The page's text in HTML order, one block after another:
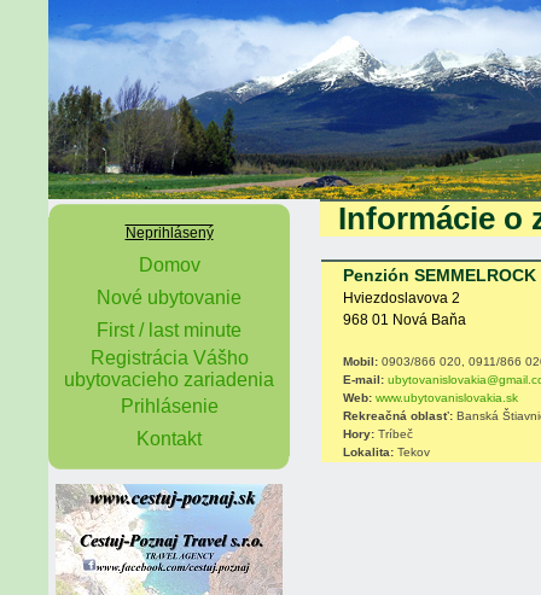
Neprihlásený
Domov
Nové ubytovanie
First / last minute
Registrácia Vášho
ubytovacieho zariadenia
Prihlásenie
Kontakt
Informácie o
Penzión SEMMELROCK
Hviezdoslavova 2
968 01 Nová Baňa
Mobil: 0903/866 020, 0911/866
E-mail:
Web: www.ubytovanislovakia.sk
Rekreačná oblasť: Banská
Hory: Tríbeč
Lokalita: Tekov